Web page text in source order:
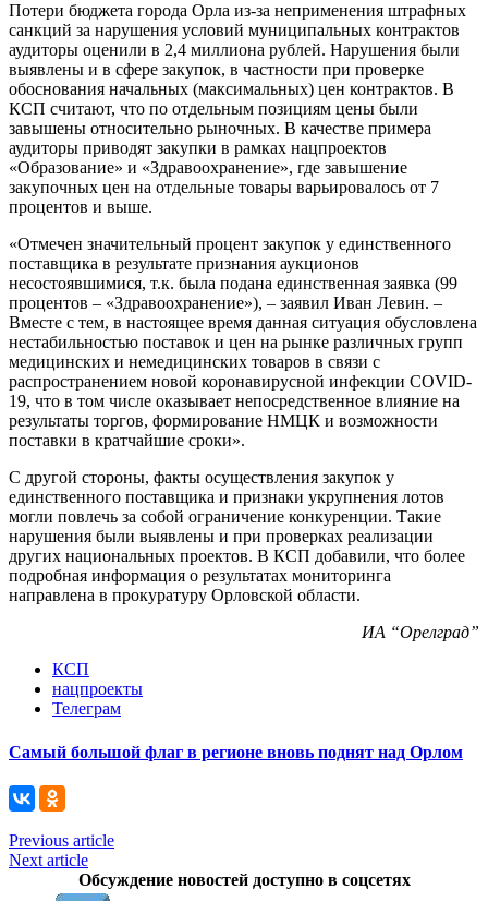
Потери бюджета города Орла из-за неприменения штрафных
санкций за нарушения условий муниципальных контрактов
аудиторы оценили в 2,4 миллиона рублей. Нарушения были
выявлены и в сфере закупок, в частности при проверке
обоснования начальных (максимальных) цен контрактов. В
КСП считают, что по отдельным позициям цены были
завышены относительно рыночных. В качестве примера
аудиторы приводят закупки в рамках нацпроектов
«Образование» и «Здравоохранение», где завышение
закупочных цен на отдельные товары варьировалось от 7
процентов и выше.
«Отмечен значительный процент закупок у единственного
поставщика в результате признания аукционов
несостоявшимися, т.к. была подана единственная заявка (99
процентов – «Здравоохранение»), – заявил Иван Левин. –
Вместе с тем, в настоящее время данная ситуация обусловлена
нестабильностью поставок и цен на рынке различных групп
медицинских и немедицинских товаров в связи с
распространением новой коронавирусной инфекции COVID-
19, что в том числе оказывает непосредственное влияние на
результаты торгов, формирование НМЦК и возможности
поставки в кратчайшие сроки».
С другой стороны, факты осуществления закупок у
единственного поставщика и признаки укрупнения лотов
могли повлечь за собой ограничение конкуренции. Такие
нарушения были выявлены и при проверках реализации
других национальных проектов. В КСП добавили, что более
подробная информация о результатах мониторинга
направлена в прокуратуру Орловской области.
ИА “Орелград”
КСП
нацпроекты
Телеграм
Самый большой флаг в регионе вновь поднят над Орлом
Previous article
Next article
Обсуждение новостей доступно в соцсетях